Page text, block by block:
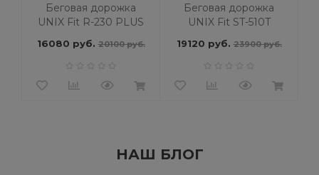
Беговая дорожка
UNIX Fit R-230 PLUS
16080 руб. 20100 руб.
Беговая дорожка
UNIX Fit ST-510T
19120 руб. 23900 руб.
НАШ БЛОГ